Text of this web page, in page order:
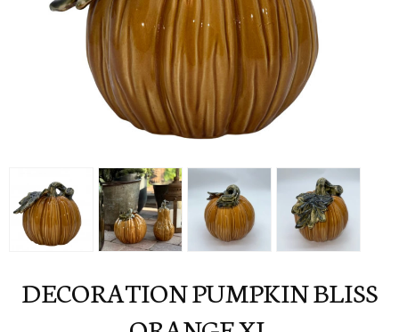
DECORATION PUMPKIN BLISS